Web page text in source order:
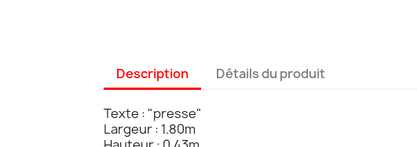
Description Détails du produit
Texte : "presse"
Largeur : 1.80m